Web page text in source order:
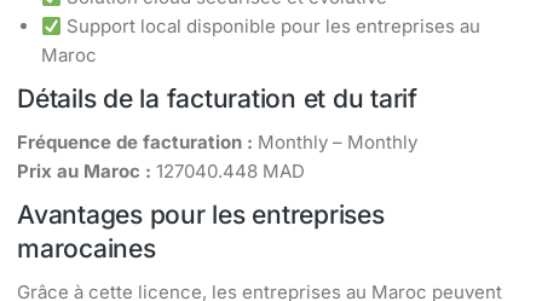
Support local disponible pour les entreprises au
Maroc
Détails de la facturation et du tarif
Fréquence de facturation : Monthly – Monthly
Prix au Maroc : 127040.448 MAD
Avantages pour les entreprises
marocaines
Grâce à cette licence, les entreprises au Maroc peuvent